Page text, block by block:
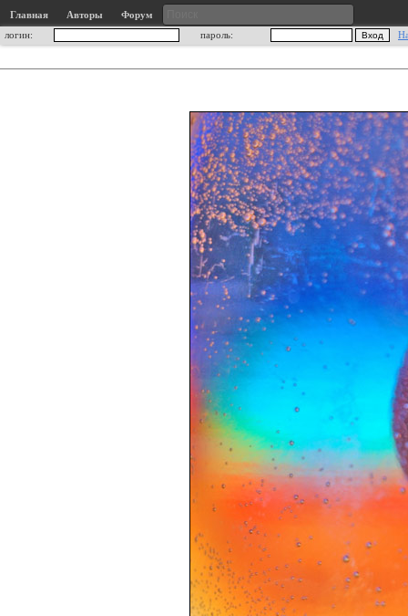
Главная Авторы
Форум
логин:
пароль: